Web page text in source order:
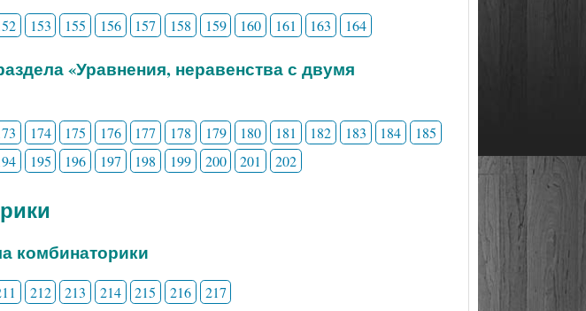
153 155 156 157 158 159 160 161 163 164
«Уравнения, неравенства с двумя
174 175 176 177 178 179 180 181 182 183 184
185
195 196 197 198 199 200 201 202
комбинаторики
212 213 214 215 216 217